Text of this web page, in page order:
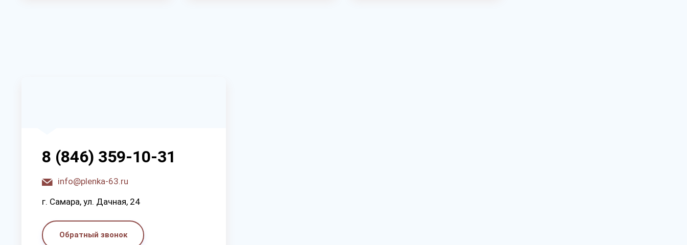
8 (846) 359-10-31
info@plenka-63.ru
г. Самара, ул. Дачная, 24
Обратный звонок